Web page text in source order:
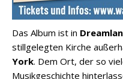
Das Album ist in
stillgelegten Kirche
York. Dem Ort, der so
Musikgeschichte